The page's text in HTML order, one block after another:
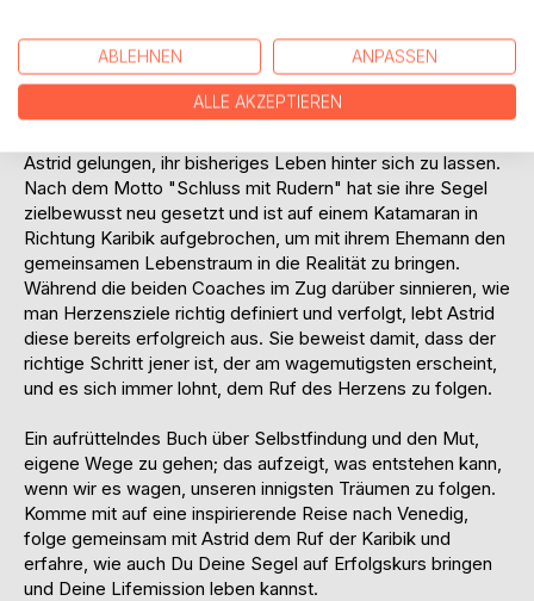
Gedanken, die durch die permanente Aktivierung ihres
Unterbewusstseins ihre Herzensträume bereits verwirklicht
hat!
Astrid gelungen, ihr bisheriges Leben hinter sich zu lassen.
Nach dem Motto "Schluss mit Rudern" hat sie ihre Segel
zielbewusst neu gesetzt und ist auf einem Katamaran in
Richtung Karibik aufgebrochen, um mit ihrem Ehemann den
gemeinsamen Lebenstraum in die Realität zu bringen.
Während die beiden Coaches im Zug darüber sinnieren, wie
man Herzensziele richtig definiert und verfolgt, lebt Astrid
diese bereits erfolgreich aus. Sie beweist damit, dass der
richtige Schritt jener ist, der am wagemutigsten erscheint,
und es sich immer lohnt, dem Ruf des Herzens zu folgen.
Ein aufrüttelndes Buch über Selbstfindung und den Mut,
eigene Wege zu gehen; das aufzeigt, was entstehen kann,
wenn wir es wagen, unseren innigsten Träumen zu folgen.
Komme mit auf eine inspirierende Reise nach Venedig,
folge gemeinsam mit Astrid dem Ruf der Karibik und
erfahre, wie auch Du Deine Segel auf Erfolgskurs bringen
und Deine Lifemission leben kannst.
ABLEHNEN ANPASSEN
ALLE AKZEPTIEREN